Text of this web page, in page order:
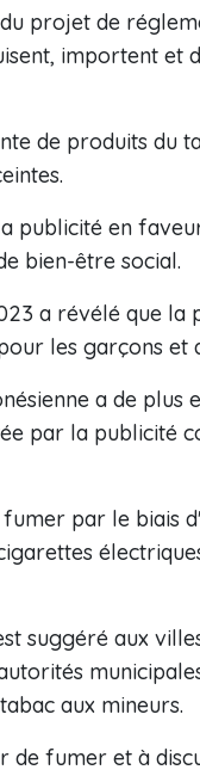
projet de
importent et
de produits du
publicité en
bien-être social.
a révélé que
les garçons
a de plus
par la publicité
par le biais
suggéré aux
aux mineurs.
de fumer et à